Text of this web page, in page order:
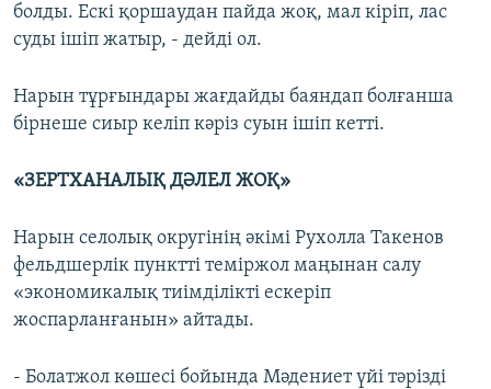
болды. Ескі қоршаудан пайда жоқ, мал кіріп, лас
суды ішіп жатыр, - дейді ол.
Нарын тұрғындары жағдайды баяндап болғанша
бірнеше сиыр келіп кәріз суын ішіп кетті.
«ЗЕРТХАНАЛЫҚ ДӘЛЕЛ ЖОҚ»
Нарын селолық округінің әкімі Рухолла Такенов
фельдшерлік пунктті теміржол маңынан салу
«экономикалық тиімділікті ескеріп
жоспарланғанын» айтады.
- Болатжол көшесі бойында Мәдениет үйі тәрізді